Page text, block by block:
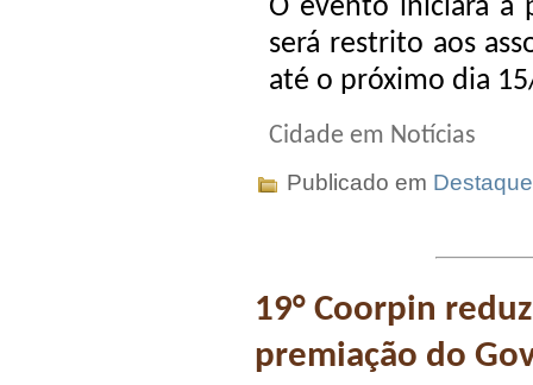
O evento iniciará a
será restrito aos
até o próximo dia
Cidade em Notícias
Publicado em
19° Coorpin
premiação do